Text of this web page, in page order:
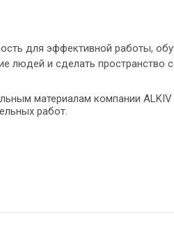
для эффективной работы,
людей и сделать
материалам компании ALKIV
работ.